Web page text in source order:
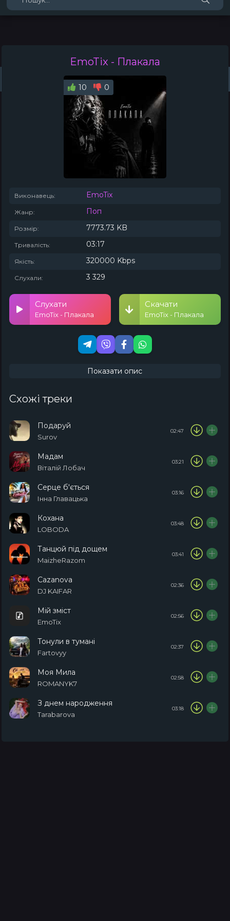
Топ 100
EmoTix - Плакала
10 0
Виконавець: EmoTix
Жанр: Поп
Розмір: 7773.73 KB
Тривалість: 03:17
Якість: 320000 Kbps
Слухали: 3 329
Слухати
EmoTix - Плакала
Скачати
EmoTix - Плакала
Показати опис
Схожі треки
Подаруй
Surov
02:47
Мадам
Віталій Лобач
03:21
Серце б'ється
Інна Главацька
03:16
Кохана
LOBODA
03:48
Танцюй під дощем
MaizheRazom
03:41
Cazanova
DJ KAIFAR
02:36
Мій зміст
EmoTix
02:56
Тонули в тумані
Fartovyy
02:37
Моя Мила
ROMANYK7
02:58
З днем народження
Tarabarova
03:18